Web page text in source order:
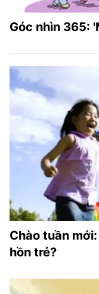
Góc nhìn 365:
Chào tuần
hồn trẻ?